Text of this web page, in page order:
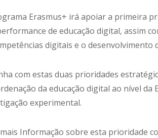
Erasmus+ irá apoiar a primeira
de educação digital, assim
digitais e o desenvolvimento
com estas duas prioridades
da educação digital ao nível
experimental.
Informação sobre esta prioridade